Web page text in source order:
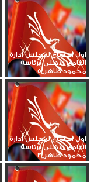
اول اجتماع لمجلس ادارة
النادى الاهلى برئاسة
محمود طاهر_5
اول اجتماع لمجلس ادارة
النادى الاهلى برئاسة
محمود طاهر_3